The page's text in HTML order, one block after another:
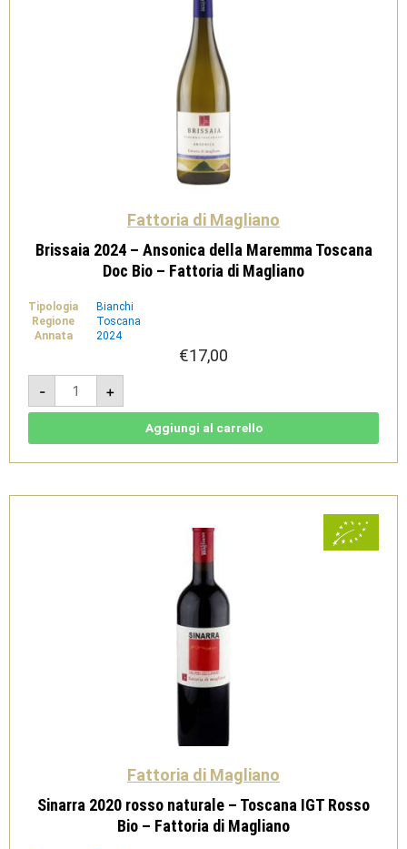
Fattoria di Magliano
Brissaia 2024 – Ansonica della Maremma Toscana
Doc Bio – Fattoria di Magliano
Tipologia
Bianchi
Regione
Toscana
Annata
2024
€17,00
-
Brissaia
2024
-
Ansonica
Doc
Fattoria
+
Aggiungi al carrello
Fattoria di Magliano
Sinarra 2020 rosso naturale – Toscana IGT Rosso
Bio – Fattoria di Magliano